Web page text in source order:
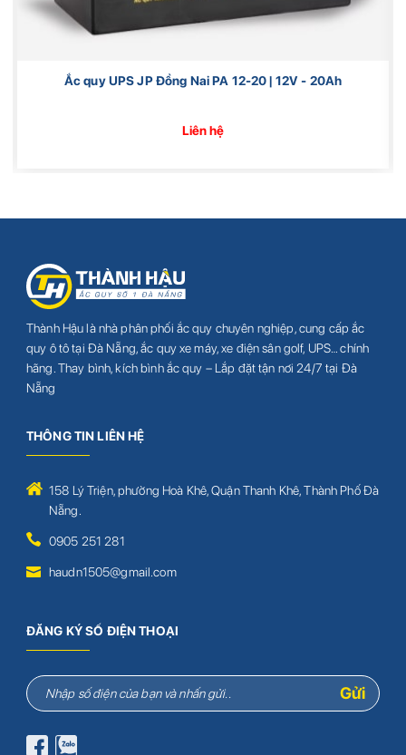
Ắc quy UPS JP Đồng Nai PA 12-20 | 12V - 20Ah
Liên hệ
Thành Hậu là nhà phân phối ắc quy chuyên nghiệp, cung cấp ắc
quy ô tô tại Đà Nẵng, ắc quy xe máy, xe điện sân golf, UPS… chính
hãng. Thay bình, kích bình ắc quy – Lắp đặt tận nơi 24/7 tại Đà
Nẵng
THÔNG TIN LIÊN HỆ
158 Lý Triện, phường Hoà Khê, Quận Thanh Khê, Thành Phố Đà
Nẵng.
0905 251 281
haudn1505@gmail.com
ĐĂNG KÝ SỐ ĐIỆN THOẠI
Gửi